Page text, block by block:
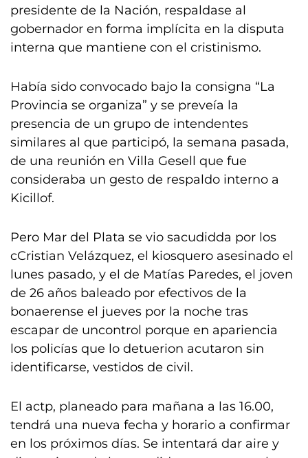
presidente de la Nación, respaldase al
gobernador en forma implícita en la disputa
interna que mantiene con el cristinismo.
Había sido convocado bajo la consigna “La
Provincia se organiza” y se preveía la
presencia de un grupo de intendentes
similares al que participó, la semana pasada,
de una reunión en Villa Gesell que fue
consideraba un gesto de respaldo interno a
Kicillof.
Pero Mar del Plata se vio sacudidda por los
cCristian Velázquez, el kiosquero asesinado el
lunes pasado, y el de Matías Paredes, el joven
de 26 años baleado por efectivos de la
bonaerense el jueves por la noche tras
escapar de uncontrol porque en apariencia
los policías que lo detuerion acutaron sin
identificarse, vestidos de civil.
El actp, planeado para mañana a las 16.00,
tendrá una nueva fecha y horario a confirmar
en los próximos días. Se intentará dar aire y